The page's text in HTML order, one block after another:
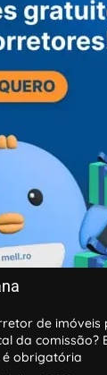
de imóveis
da comissão?
é obrigatória